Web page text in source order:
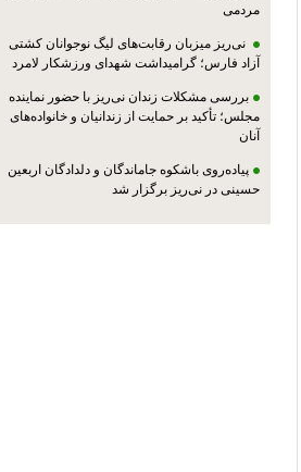
مردمی
نی‌ریز میزبان رقابت‌های لیگ نوجوانان کشتی
آزاد فارس؛ گرامیداشت شهدای ورزشکار لامرد
بررسی مشکلات زندان نی‌ریز با حضور نماینده
مجلس؛ تأکید بر حمایت از زندانیان و خانواده‌های
آنان
پیاده‌روی باشکوه جاماندگان و دلدادگان اربعین
حسینی در نی‌ریز برگزار شد